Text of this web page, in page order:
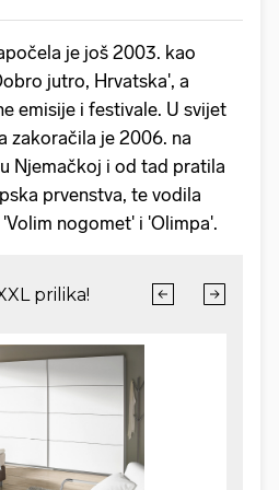
je još 2003. kao
jutro, Hrvatska', a
emisije i festivale. U svijet
zakoračila je 2006. na
Njemačkoj i od tad pratila
prvenstva, te vodila
nogomet' i 'Olimpa'.